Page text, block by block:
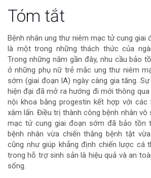
Nội
dung
chính
của
bài
viết
Tóm tắt
Bệnh nhân ung thư niêm mạc tử cung giai
là một trong những thách thức của
Trong những năm gần đây, nhu cầu bảo
ở những phụ nữ trẻ mắc ung thư niêm
sớm (giai đoạn IA) ngày càng gia tăng.
hiện đại đã mở ra hướng đi mới thông
nội khoa bằng progestin kết hợp với
xâm lấn. Điều trị thành công bệnh nhân vô
mạc tử cung giai đoạn sớm đã bảo tồn
bệnh nhân vừa chiến thắng bệnh tật
cũng như giúp khẳng định chiến lược cá
trong hỗ trợ sinh sản là hiệu quả và an
sống.